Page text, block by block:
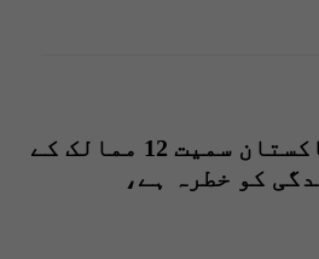
فنڈزکی کمی سے پاکستان سمیت 12 ممالک کے
کو خطرہ ہے،